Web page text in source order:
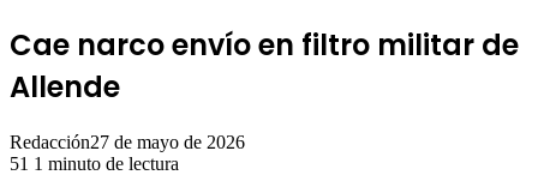
Cae narco envío en filtro militar de
Allende
Redacción27 de mayo de 2026
51 1 minuto de lectura